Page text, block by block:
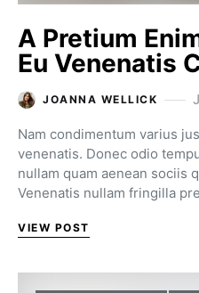
A Pretium
Eu Venenatis
JOANNA WELLICK
Nam condimentum varius
venenatis. Donec odio
nullam quam aenean sociis
Venenatis nullam fringilla
VIEW POST